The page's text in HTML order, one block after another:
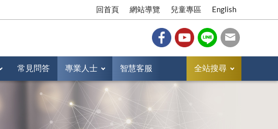
回首頁 網站導覽 兒童專區 English
常見問答 專業人士 智慧客服 全站搜尋